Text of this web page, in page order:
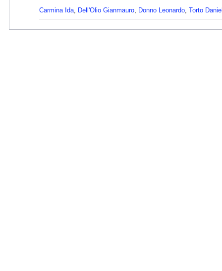
Carmina Ida, Dell'Olio Gianmauro, Donno Leonardo, Torto